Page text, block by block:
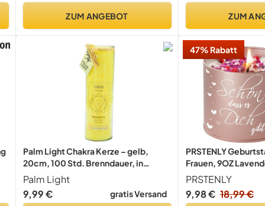
ZUM ANGEBOT ZUM
Palm Light Chakra Kerze – gelb,
20cm, 100 Std. Brenndauer, in
Kristalloptik, Hochwertig für Innen &
Außen
Palm Light
9,99 €
gratis Versand
47% Rabatt
PRSTENLY
Frauen, 9OZ
PRSTENLY
Nur noch: